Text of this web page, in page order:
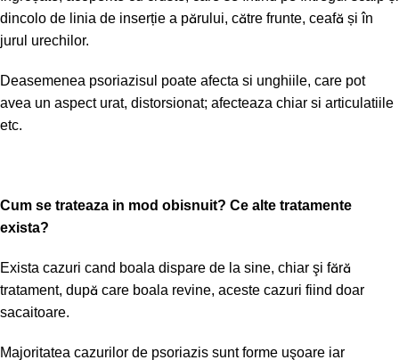
dincolo de linia de inserție a părului, către frunte, ceafă și în
jurul urechilor.
Deasemenea psoriazisul poate afecta si unghiile, care pot
avea un aspect urat, distorsionat; afecteaza chiar si articulatiile
etc.
Cum se trateaza in mod obisnuit? Ce alte tratamente
exista?
Exista cazuri cand boala dispare de la sine, chiar şi fără
tratament, după care boala revine, aceste cazuri fiind doar
sacaitoare.
Majoritatea cazurilor de psoriazis sunt forme uşoare iar